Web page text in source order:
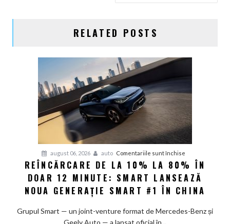
RELATED POSTS
august 06, 2026 auto Comentariile sunt închise
Reîncărcare
de
la
la
REÎNCĂRCARE DE LA 10% LA 80% ÎN
DOAR 12 MINUTE: SMART LANSEAZĂ
NOUA GENERAȚIE SMART #1 ÎN CHINA
Grupul Smart — un joint-venture format de Mercedes-Benz și